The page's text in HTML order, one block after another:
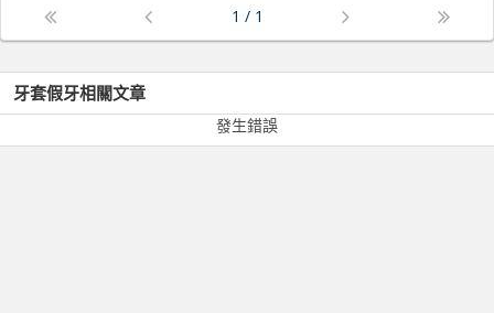
1 / 1
牙套假牙相關文章
發生錯誤